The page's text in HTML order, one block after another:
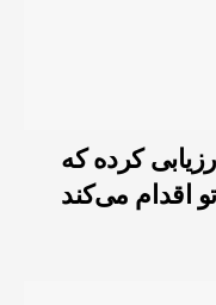
کرده که
اقدام می‌کند